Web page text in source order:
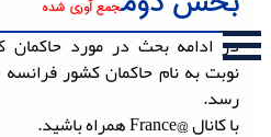
جمع آوری شده
در ادامه بحث در مورد حاکمان
نوبت به نام حاکمان کشور
رسد.
با کانال @France همراه باشید.